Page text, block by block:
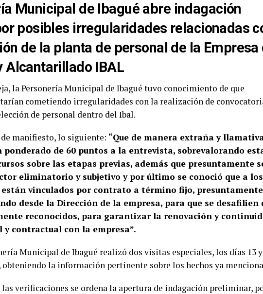
Municipal de Ibagué abre indagación
posibles irregularidades relacionadas
de la planta de personal de la Empresa
Alcantarillado IBAL
la Personería Municipal de Ibagué tuvo conocimiento de que
cometiendo irregularidades con la realización de
de personal dentro del Ibal.
de manifiesto, lo siguiente: “Que de manera extraña y
de 60 puntos a la entrevista, sobrevalorando
sobre las etapas previas, además que presuntamente
eliminatorio y subjetivo y por último se conoció que a los
vinculados por contrato a término fijo,
desde la Dirección de la empresa, para que se desafilien
reconocidos, para garantizar la renovación y
y contractual con la empresa”.
Municipal de Ibagué realizó dos visitas especiales, los días 13 y
obteniendo la información pertinente sobre los hechos ya
verificaciones se ordena la apertura de indagación preliminar,